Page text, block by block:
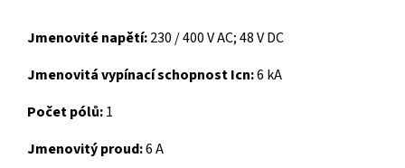
Jmenovité napětí:230 / 400 V AC; 48 V DC
Jmenovitá vypínací schopnost Icn:6 kA
Počet pólů:1
Jmenovitý proud:6 A